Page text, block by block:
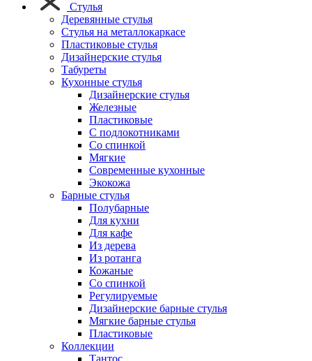
Стулья
Деревянные стулья
Стулья на металлокаркасе
Пластиковые стулья
Дизайнерские стулья
Табуреты
Кухонные стулья
Дизайнерские стулья
Железные
Пластиковые
С подлокотниками
Со спинкой
Мягкие
Современные кухонные
Экокожа
Барные стулья
Полубарные
Для кухни
Для кафе
Из дерева
Из ротанга
Кожаные
Со спинкой
Регулируемые
Дизайнерские барные стулья
Мягкие барные стулья
Пластиковые
Коллекции